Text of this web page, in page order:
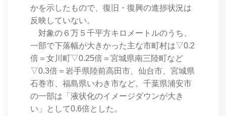
かを示したもので、復旧・復興の進捗状況は
反映していない。
対象の６万５千平方キロメートルのうち、
一部で下落幅が大きかった主な市町村は▽0.2
倍＝女川町▽0.25倍＝宮城県南三陸町など
▽0.3倍＝岩手県陸前高田市、仙台市、宮城県
石巻市、福島県いわき市など。千葉県浦安市
の一部は「液状化のイメージダウンが大き
い」として0.6倍とした。